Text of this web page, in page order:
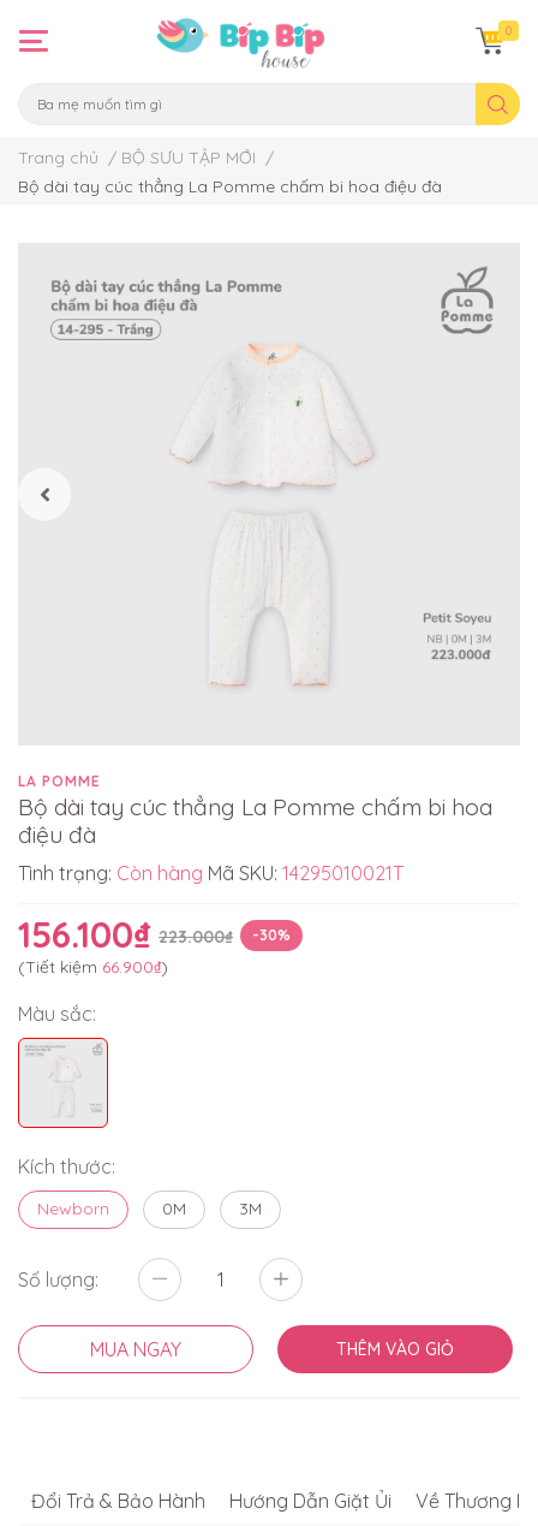
0
Trang chủ / BỘ SƯU TẬP MỚI /
Bộ dài tay cúc thẳng La Pomme chấm bi hoa điệu đà
LA POMME
Bộ dài tay cúc thẳng La Pomme chấm bi hoa
điệu đà
Tình trạng: Còn hàng Mã SKU: 14295010021T
156.100₫ 223.000₫ -30%
(Tiết kiệm 66.900₫)
Màu sắc:
Kích thước:
Newborn 0M 3M
Số lượng:
MUA NGAY THÊM VÀO GIỎ
Đổi Trả & Bảo Hành Hướng Dẫn Giặt Ủi Về Thương